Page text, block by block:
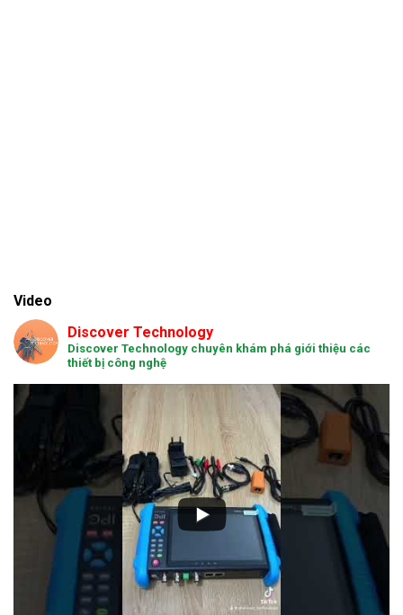
Video
Discover Technology
Discover Technology chuyên khám phá giới thiệu các
thiết bị công nghệ